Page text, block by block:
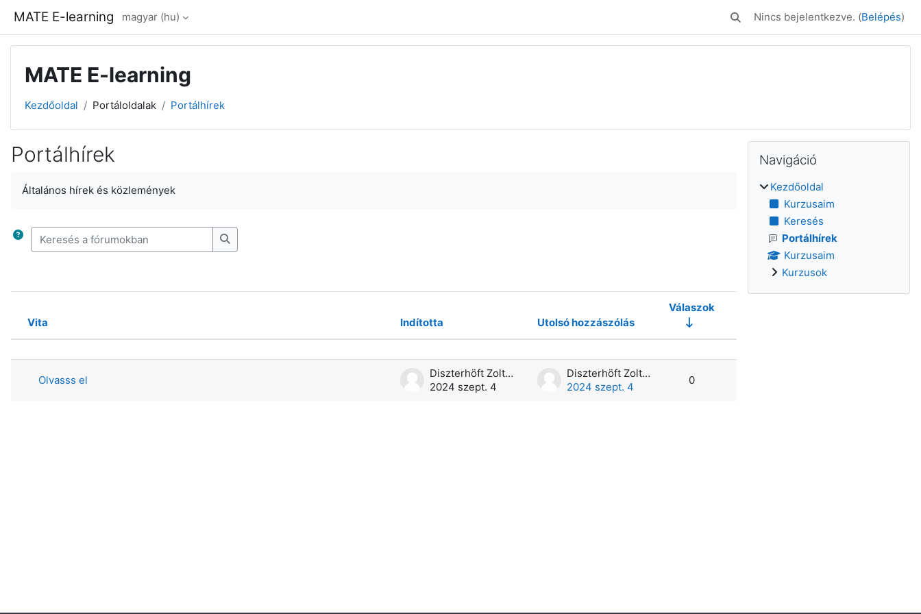
MATE E-learning magyar ‎(hu)‎ Keresési bemeneti adatok váltása
Nincs bejelentkezve. (Belépés)
MATE E-learning
Kezdőoldal Portáloldalak Portálhírek
Portálhírek
Általános hírek és közlemények
Keresés a fórumokban
Keresés a fórumokban
Állapot
Vita Indította Utolsó hozzászólás
Válaszok
Műveletek
Olvasss el
Diszterhöft Zoltán
2024 szept. 4
Diszterhöft Zoltán
2024 szept. 4
0
Blokkok
Supplementary
Navigáció
Kezdőoldal
Kurzusaim
Keresés
Portálhírek
Kurzusaim
Kurzusok